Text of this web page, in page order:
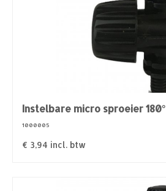
Instelbare micro sproeier 180°
1000005
€ 3,94 incl. btw